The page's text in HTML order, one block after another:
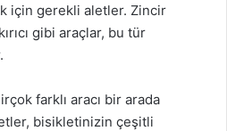
için gerekli aletler. Zincir
gibi araçlar, bu tür
farklı aracı bir arada
bisikletinizin çeşitli